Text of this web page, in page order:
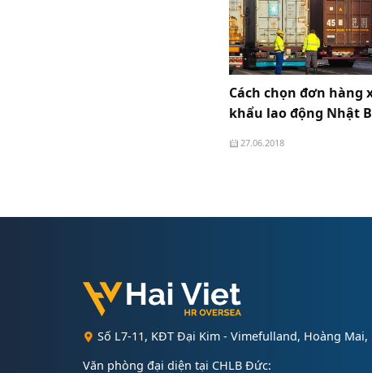
Cách chọn đơn hàng
khẩu lao động Nhật
27.06.2018
Số L7-11, KĐT Đại Kim - Vimefulland, Hoàng Mai,
Văn phòng đại diện tại CHLB Đức: